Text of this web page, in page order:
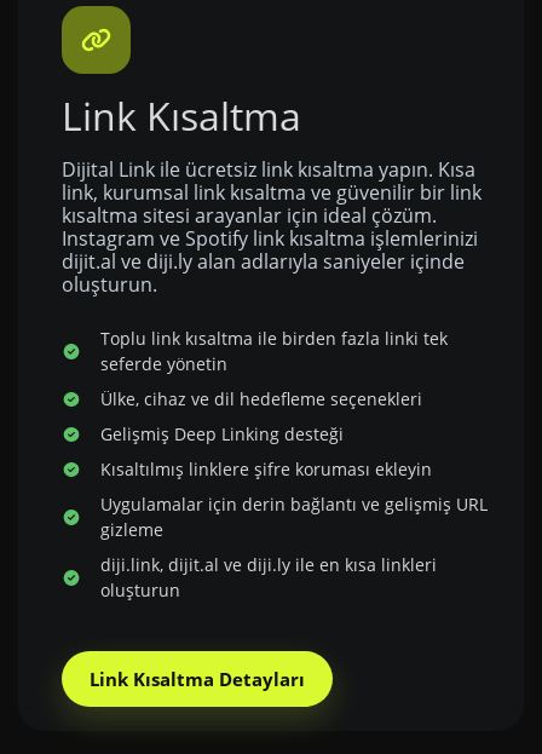
Link Kısaltma
Dijital Link ile ücretsiz link kısaltma yapın. Kısa
link, kurumsal link kısaltma ve güvenilir bir link
kısaltma sitesi arayanlar için ideal çözüm.
Instagram ve Spotify link kısaltma işlemlerinizi
dijit.al ve diji.ly alan adlarıyla saniyeler içinde
oluşturun.
Toplu link kısaltma ile birden fazla linki tek
seferde yönetin
Ülke, cihaz ve dil hedefleme seçenekleri
Gelişmiş Deep Linking desteği
Kısaltılmış linklere şifre koruması ekleyin
Uygulamalar için derin bağlantı ve gelişmiş URL
gizleme
diji.link, dijit.al ve diji.ly ile en kısa linkleri
oluşturun
Link Kısaltma Detayları